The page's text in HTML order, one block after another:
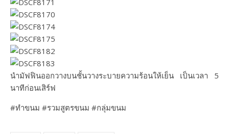
นำมัฟฟินออกวางบนชั้นวางระบายความร้อนให้เย็น เป็นเวลา 5
นาทีก่อนเสิร์ฟ
#ทำขนม #รวมสูตรขนม #กลุ่มขนม